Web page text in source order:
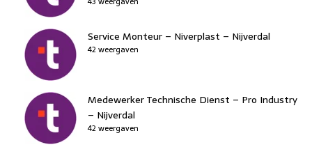
Service Monteur – Niverplast – Nijverdal
42 weergaven
Medewerker Technische Dienst – Pro Industry
– Nijverdal
42 weergaven